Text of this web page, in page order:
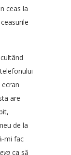
ceas la
are
de la
mi fac
ca să